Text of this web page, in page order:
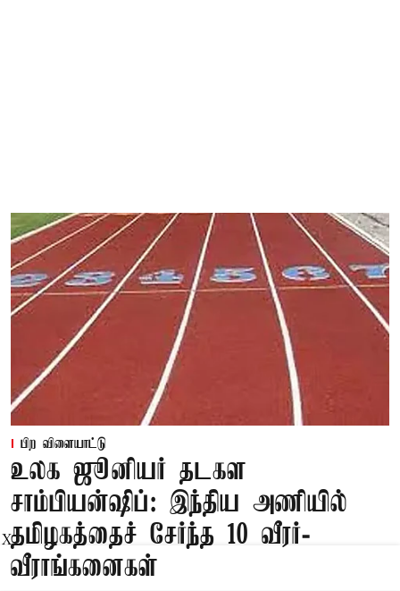
பிற விளையாட்டு
உலக ஜூனியர் தடகள
சாம்பியன்ஷிப்: இந்திய அணியில்
தமிழகத்தைச் சேர்ந்த 10 வீரர்-
வீராங்கனைகள்
X